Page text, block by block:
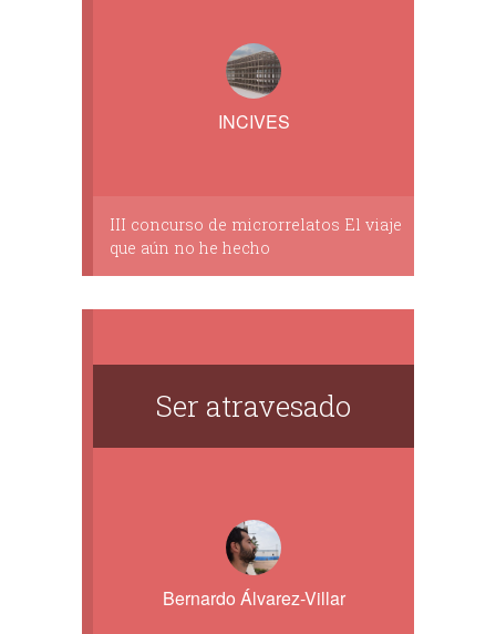
INCIVES
III concurso de microrrelatos El viaje
que aún no he hecho
Ser atravesado
Bernardo Álvarez-Villar